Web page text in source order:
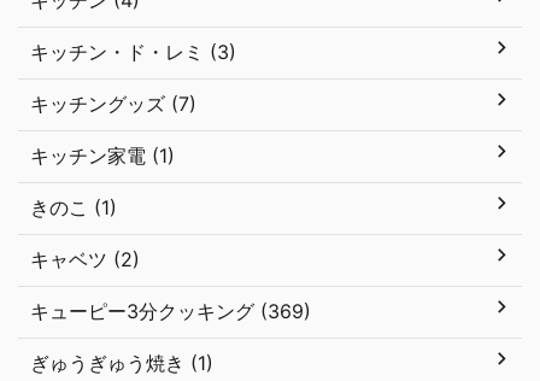
キッチン・ド・レミ (3)
キッチングッズ (7)
キッチン家電 (1)
きのこ (1)
キャベツ (2)
キューピー3分クッキング (369)
ぎゅうぎゅう焼き (1)